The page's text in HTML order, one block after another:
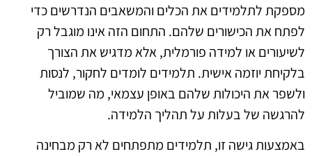
מספקת לתלמידים את הכלים והמשאבים הנדרשים כדי
לפתח את הכישורים שלהם. התחום הזה אינו מוגבל רק
לשיעורים או למידה פורמלית, אלא מדגיש את הצורך
בלקיחת יוזמה אישית. תלמידים לומדים לחקור, לנסות
ולשפר את היכולות שלהם באופן עצמאי, מה שמוביל
להרגשה של בעלות על תהליך הלמידה.
באמצעות גישה זו, תלמידים מתפתחים לא רק מבחינה